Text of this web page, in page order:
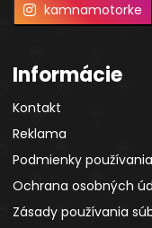
kamnamotorke
Informácie
Kontakt
Reklama
Podmienky používania
Ochrana osobných
Zásady používania